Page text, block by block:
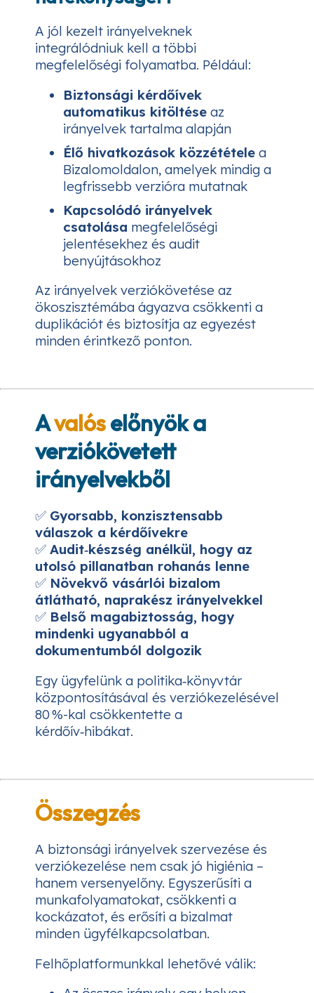
A jól kezelt irányelveknek
integrálódniuk kell a többi
megfelelőségi folyamatba. Például:
Biztonsági kérdőívek
automatikus kitöltése az
irányelvek tartalma alapján
Élő hivatkozások közzététele a
Bizalomoldalon, amelyek mindig a
legfrissebb verzióra mutatnak
Kapcsolódó irányelvek
csatolása megfelelőségi
jelentésekhez és audit
benyújtásokhoz
Az irányelvek verziókövetése az
ökoszisztémába ágyazva csökkenti a
duplikációt és biztosítja az egyezést
minden érintkező ponton.
Avalóselőnyök a
verziókövetett
irányelvekből
✅ Gyorsabb, konzisztensabb
válaszok a kérdőívekre
✅ Audit‑készség anélkül, hogy az
utolsó pillanatban rohanás lenne
✅ Növekvő vásárlói bizalom
átlátható, naprakész irányelvekkel
✅ Belső magabiztosság, hogy
mindenki ugyanabból a
dokumentumból dolgozik
Egy ügyfelünk a politika‑könyvtár
központosításával és verziókezelésével
80 %-kal csökkentette a
kérdőív‑hibákat.
Összegzés
A biztonsági irányelvek szervezése és
verziókezelése nem csak jó higiénia –
hanem versenyelőny. Egyszerűsíti a
munkafolyamatokat, csökkenti a
kockázatot, és erősíti a bizalmat
minden ügyfélkapcsolatban.
Felhőplatformunkkal lehetővé válik: